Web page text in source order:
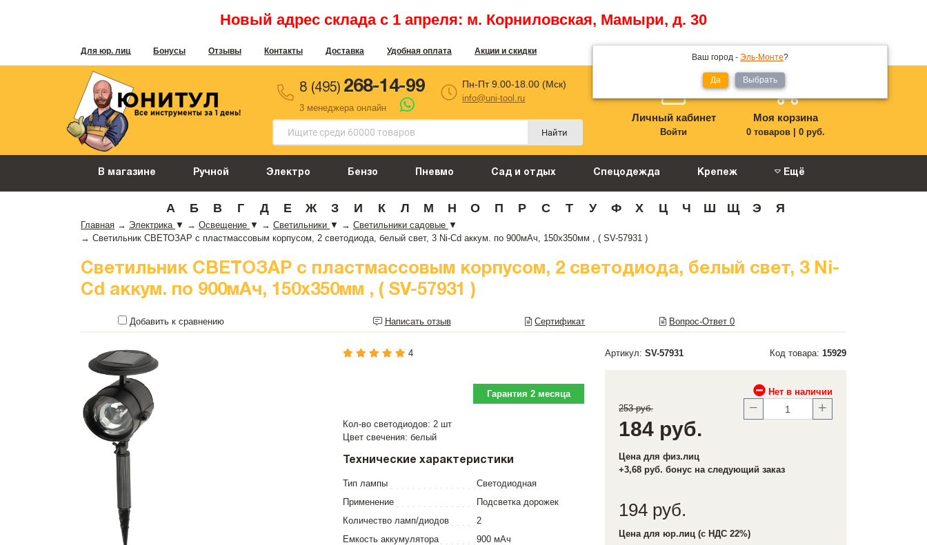
Новый адрес склада с 1 апреля: м. Корниловская, Мамыри, д. 30
Для юр. лиц Бонусы Отзывы Контакты Доставка Удобная оплата Акции и скидки
Ваш город - Эль-Монте?
Да Выбрать
8 (495) 268-14-99
3 менеджера онлайн
Пн-Пт 9.00-18.00 (Мск)
info@uni-tool.ru
Найти
Личный кабинет
Войти
Моя корзина
0 товаров| 0 руб.
В магазине Ручной Электро Бензо Пневмо Сад и отдых Спецодежда Крепеж Ещё
А Б В Г Д Е Ж З И К Л М Н О П Р С Т У Ф Х Ц Ч Ш Щ Э Я
Главная → Электрика ▼ → Освещение ▼ → Светильники ▼ → Светильники садовые ▼
→ Светильник СВЕТОЗАР с пластмассовым корпусом, 2 светодиода, белый свет, 3 Ni-Cd аккум. по 900мАч, 150x350мм , ( SV-57931 )
Светильник СВЕТОЗАР с пластмассовым корпусом, 2 светодиода, белый свет, 3 Ni-
Cd аккум. по 900мАч, 150x350мм , ( SV-57931 )
Добавить к сравнению Написать отзыв Сертификат Вопрос-Ответ0
4 Артикул: SV-57931 Код товара: 15929
Гарантия 2 месяца
Кол-во светодиодов: 2 шт
Цвет свечения: белый
Технические характеристики
Тип лампы
Светодиодная
Применение
Подсветка дорожек
Количество ламп/диодов
2
Емкость аккумулятора
900 мАч
Нет в наличии
253 руб.
184 руб.
Цена для физ.лиц
+3,68 руб. бонус на следующий заказ
194 руб.
Цена для юр.лиц (с НДС 22%)